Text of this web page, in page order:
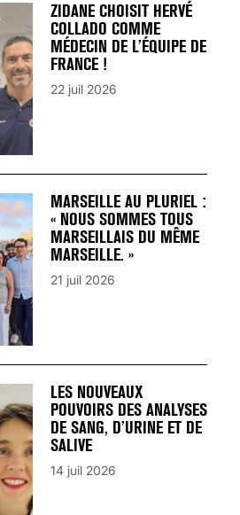
ZIDANE CHOISIT HERVÉ
COLLADO COMME
MÉDECIN DE L’ÉQUIPE DE
FRANCE !
22 juil 2026
MARSEILLE AU PLURIEL :
« NOUS SOMMES TOUS
MARSEILLAIS DU MÊME
MARSEILLE. »
21 juil 2026
LES NOUVEAUX
POUVOIRS DES ANALYSES
DE SANG, D’URINE ET DE
SALIVE
14 juil 2026